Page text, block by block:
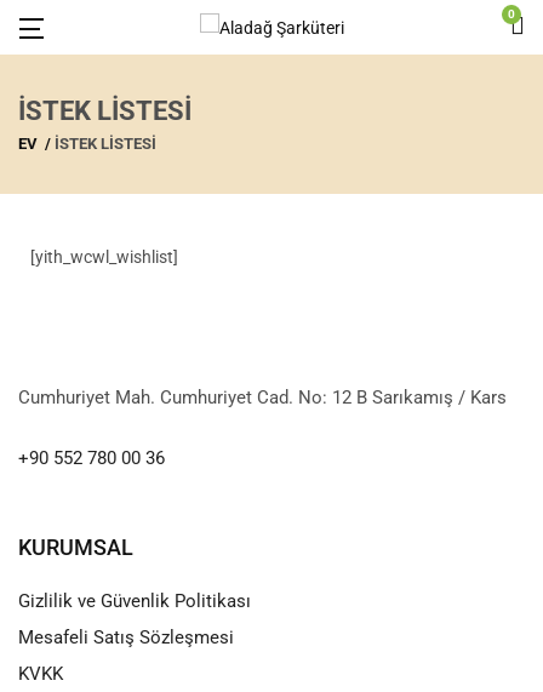
0
İSTEK LISTESI
EV İSTEK LISTESI
[yith_wcwl_wishlist]
Cumhuriyet Mah. Cumhuriyet Cad. No: 12 B Sarıkamış / Kars
+90 552 780 00 36
KURUMSAL
Gizlilik ve Güvenlik Politikası
Mesafeli Satış Sözleşmesi
KVKK